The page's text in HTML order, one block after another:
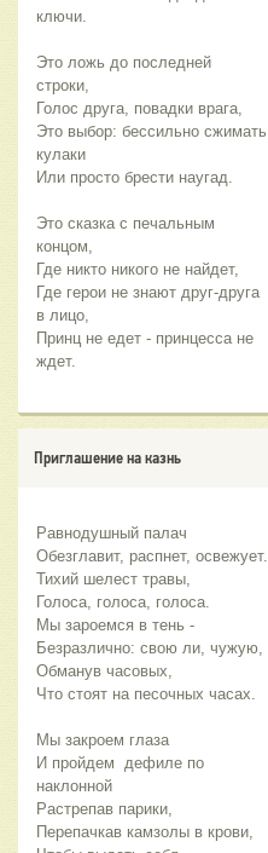
ключи.
Это ложь до последней
строки,
Голос друга, повадки врага,
Это выбор: бессильно сжимать
кулаки
Или просто брести наугад.
Это сказка с печальным
концом,
Где никто никого не найдет,
Где герои не знают друг-друга
в лицо,
Принц не едет - принцесса не
ждет.
Приглашение на казнь
Равнодушный палач
Обезглавит, распнет, освежует.
Тихий шелест травы,
Голоса, голоса, голоса.
Мы зароемся в тень -
Безразлично: свою ли, чужую,
Обманув часовых,
Что стоят на песочных часах.
Мы закроем глаза
И пройдем  дефиле по
наклонной
Растрепав парики,
Перепачкав камзолы в крови,